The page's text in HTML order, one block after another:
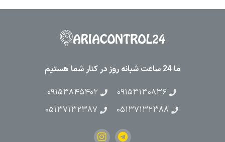
ما 24 ساعت شبانه روز در کنار شما هستیم
۰۹۱۵۳۱۳۰۸۳۶
۰۹۱۵۳۸۴۵۴۰۲
۰۵۱۳۷۱۳۲۳۸۸
۰۵۱۳۷۱۳۲۳۸۷